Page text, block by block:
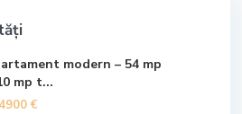
modern – 54 mp
mp t...
€